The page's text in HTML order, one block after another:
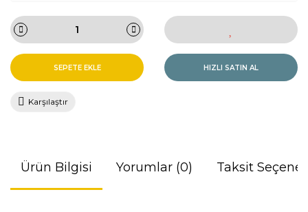
SEPETE EKLE HIZLI SATIN AL
Karşılaştır
Ürün Bilgisi Yorumlar (0) Taksit